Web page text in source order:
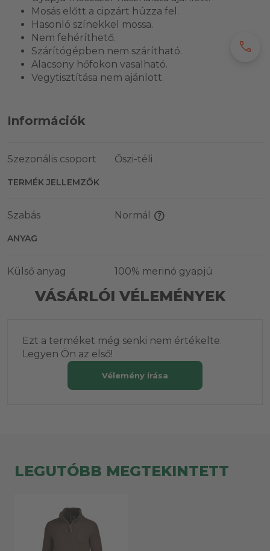
Mosás előtt a cipzárt húzza fel.
Hasonló színekkel mossa.
Nem fehéríthető.
Szárítógépben nem szárítható.
Alacsony hőfokon vasalható.
Vegytisztítása nem ajánlott.
Információk
Szezonális csoport Őszi-téli
TERMÉK JELLEMZŐK
Szabás Normál
ANYAG
Külső anyag 100% merinó gyapjú
VÁSÁRLÓI VÉLEMÉNYEK
Ezt a terméket még senki nem értékelte.
Legyen Ön az első!
Vélemény írása
LEGUTÓBB MEGTEKINTETT
call